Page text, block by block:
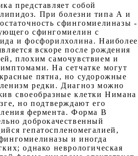
представляет собой
При болезни типа А и
сфингомиелиназы -
сфингомиелин с
и фосфорилхолина. Наиболее
вскоре после рождения
плохим самочувствием и
На сетчатке могут
пятна, но судорожные
редки. Диагноз можно
своеобразные клетки Нимана
но подтверждают его
фермента. Форма В
доброкачественный
гепатоспленомегалией,
и иногда
однако неврологическая